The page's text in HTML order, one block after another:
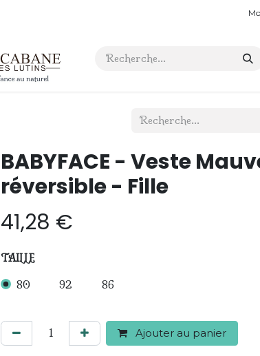
BABYFACE - Veste
réversible - Fille
41,28 €
TAILLE
80 92 86
Ajouter au panier